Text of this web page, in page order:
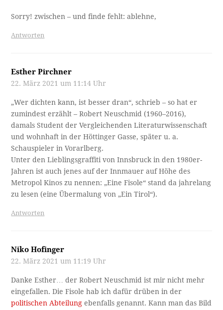
Sorry! zwischen – und finde fehlt: ablehne,
Antworten
Esther Pirchner
22. März 2021 um 11:14 Uhr
„Wer dichten kann, ist besser dran“, schrieb – so hat er
zumindest erzählt – Robert Neuschmid (1960–2016),
damals Student der Vergleichenden Literaturwissenschaft
und wohnhaft in der Höttinger Gasse, später u. a.
Schauspieler in Vorarlberg.
Unter den Lieblingsgraffiti von Innsbruck in den 1980er-
Jahren ist auch jenes auf der Innmauer auf Höhe des
Metropol Kinos zu nennen: „Eine Fisole“ stand da jahrelang
zu lesen (eine Übermalung von „Ein Tirol“).
Antworten
Niko Hofinger
22. März 2021 um 11:19 Uhr
Danke Esther… der Robert Neuschmid ist mir nicht mehr
eingefallen. Die Fisole hab ich dafür drüben in der
politischen Abteilung ebenfalls genannt. Kann man das Bild